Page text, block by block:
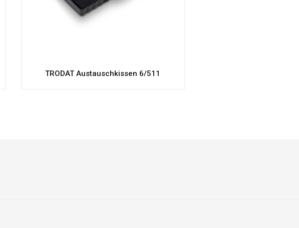
TRODAT Austauschkissen 6/511